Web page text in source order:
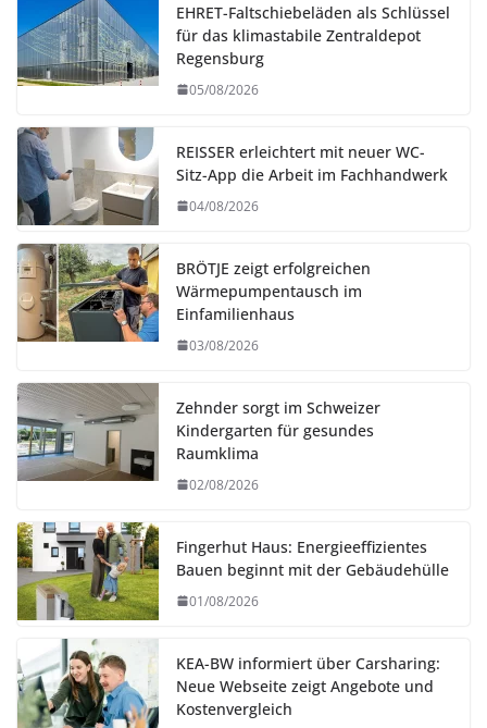
EHRET-Faltschiebeläden als Schlüssel
für das klimastabile Zentraldepot
Regensburg
05/08/2026
REISSER erleichtert mit neuer WC-
Sitz-App die Arbeit im Fachhandwerk
04/08/2026
BRÖTJE zeigt erfolgreichen
Wärmepumpentausch im
Einfamilienhaus
03/08/2026
Zehnder sorgt im Schweizer
Kindergarten für gesundes
Raumklima
02/08/2026
Fingerhut Haus: Energieeffizientes
Bauen beginnt mit der Gebäudehülle
01/08/2026
KEA-BW informiert über Carsharing:
Neue Webseite zeigt Angebote und
Kostenvergleich